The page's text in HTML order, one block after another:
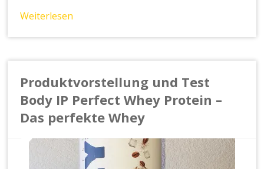
Weiterlesen
Produktvorstellung und Test
Body IP Perfect Whey Protein –
Das perfekte Whey